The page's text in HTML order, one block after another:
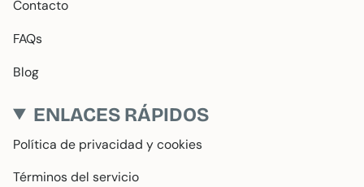
Contacto
FAQs
Blog
ENLACES RÁPIDOS
Política de privacidad y cookies
Términos del servicio